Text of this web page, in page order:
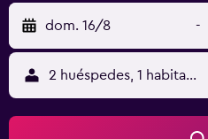
dom. 16/8 -
2 huéspedes, 1 habitación